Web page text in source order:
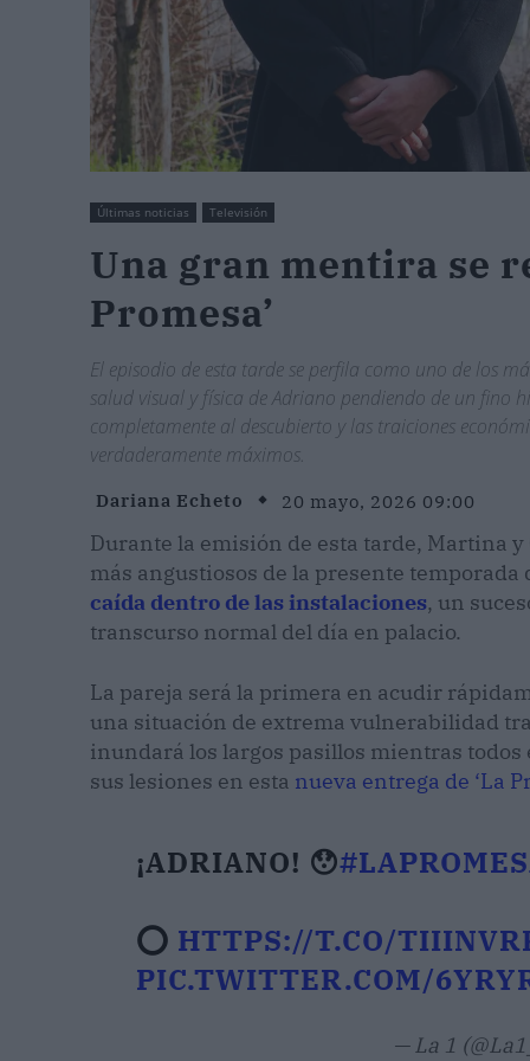
Últimas noticias Televisión
Una gran mentira se
Promesa’
El episodio de esta tarde se perfila como uno de los
salud visual y física de Adriano pendiendo de un fino
completamente al descubierto y las traiciones
verdaderamente máximos.
Dariana Echeto 20 mayo, 2026 09:00
Durante la emisión de esta tarde, Martina
más angustiosos de la presente temporada
caída dentro de las instalaciones, un
transcurso normal del día en palacio.
La pareja será la primera en acudir
una situación de extrema vulnerabilidad
inundará los largos pasillos mientras todos
sus lesiones en esta nueva entrega de ‘La
¡ADRIANO! 😯
⭕ HTTPS://T.CO/
PIC.TWITTER.COM/
— La 1